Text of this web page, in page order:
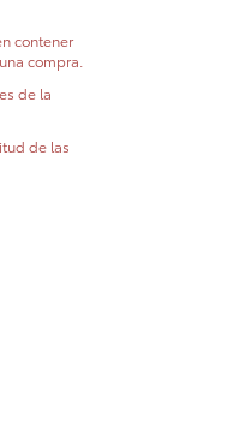
contener
compra.
de la
de las